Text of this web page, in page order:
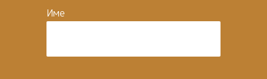
Име